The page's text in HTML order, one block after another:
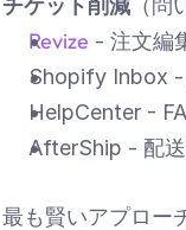
（
Revize - 注文編
Shopify Inbox -
HelpCenter -
AfterShip - 配
最も賢いアプロー